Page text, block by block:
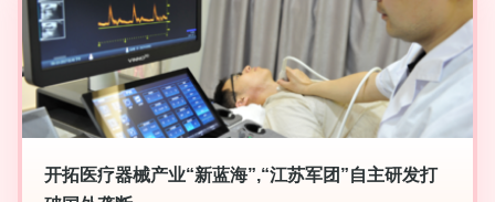
开拓医疗器械产业“新蓝海”,“江苏军团”自主研发打